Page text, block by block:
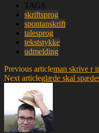
TAGS
skriftsprog
spontanskrift
talesprog
tekststykke
udmelding
Previous articleman skrive r
Next articleglæde skal